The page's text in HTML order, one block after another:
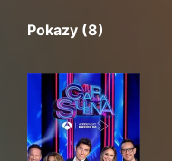
Pokazy (8)